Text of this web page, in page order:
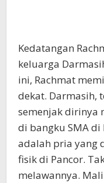
Kedatangan
keluarga
ini, Rachmat
dekat. Darmasih,
semenjak dirinya
di bangku SMA di
adalah pria yang
fisik di Pancor.
melawannya.